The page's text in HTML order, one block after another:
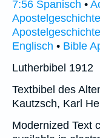
7:56 Spanisch •
Englisch • Bible
Lutherbibel 1912
Textbibel des
Kautzsch, Karl
Modernized Text